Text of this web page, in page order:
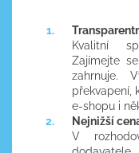
Kvalitní
Zajímejte
zahrnuje.
překvapení,
e-shopu i
Nejnižší
V